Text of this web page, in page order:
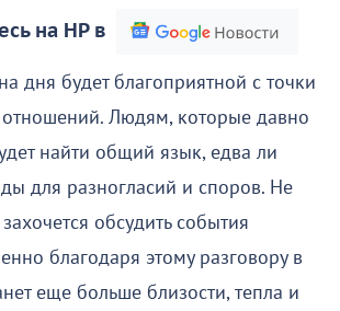
на НР в
дня будет благоприятной с точки
Людям, которые давно
найти общий язык, едва ли
для разногласий и споров. Не
обсудить события
благодаря этому разговору в
еще больше близости, тепла и